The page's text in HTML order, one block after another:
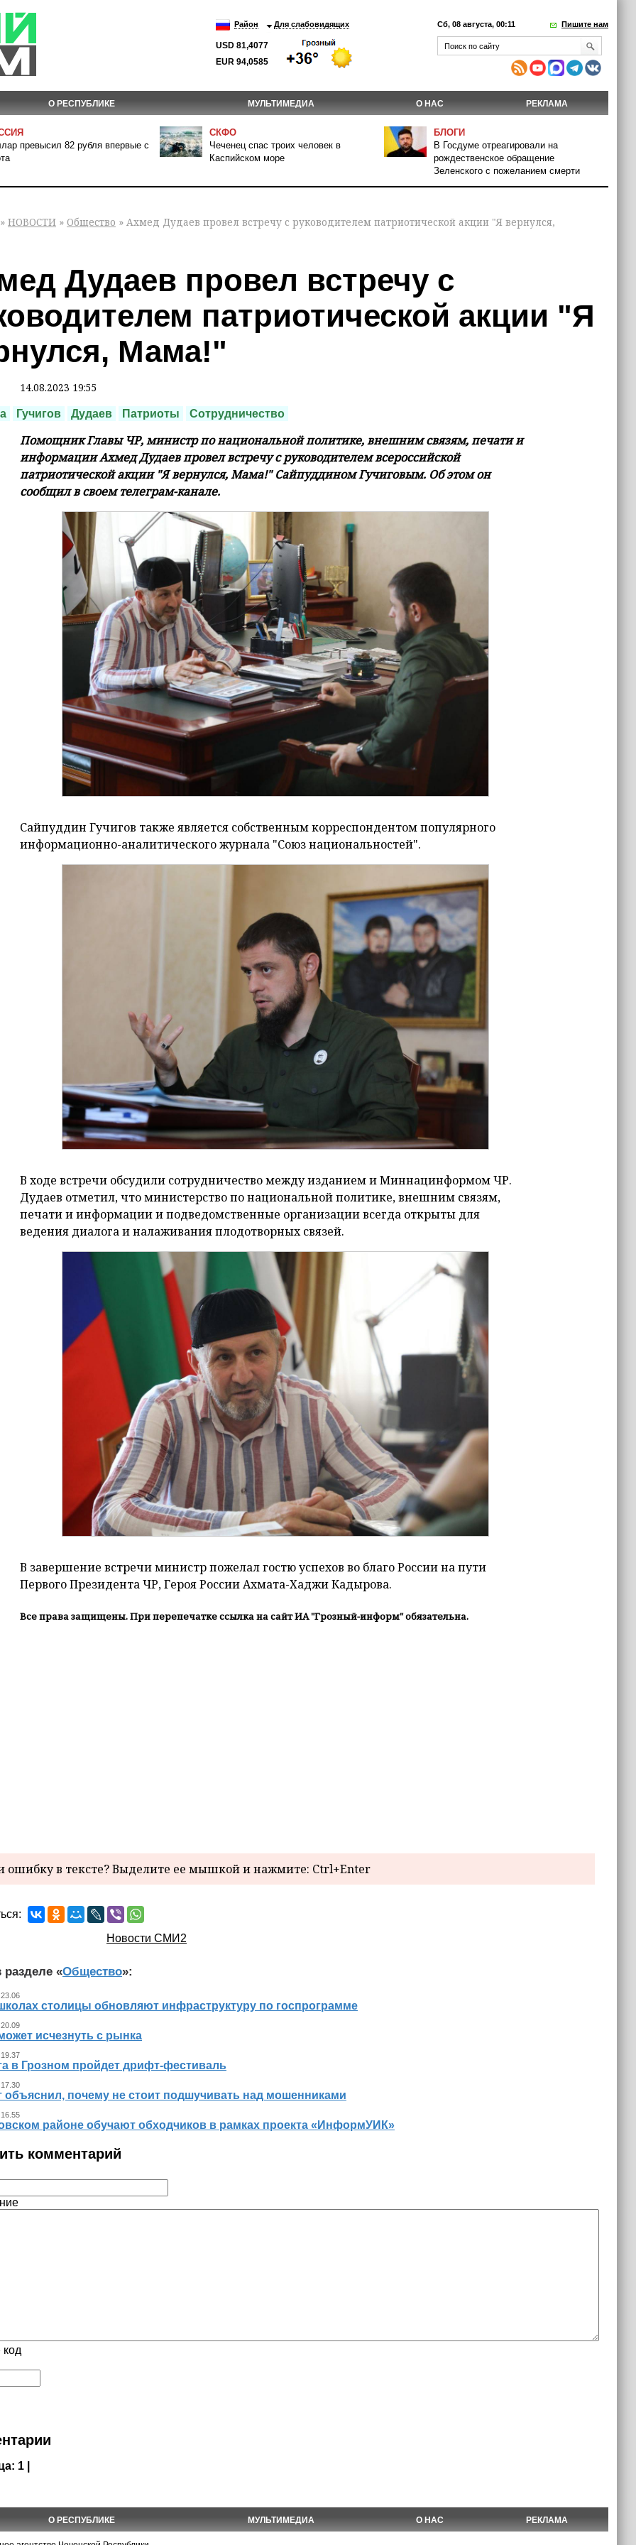
Район Для слабовидящих
USD 81,4077
EUR 94,0585
Сб, 08 августа, 00:11 Пишите нам
О РЕСПУБЛИКЕ МУЛЬТИМЕДИА О НАС РЕКЛАМА
превысил 82 рубля впервые с
СКФО
Чеченец спас троих человек в
Каспийском море
БЛОГИ
В Госдуме отреагировали на
рождественское обращение
Зеленского с пожеланием смерти
» НОВОСТИ » Общество » Ахмед Дудаев провел встречу с руководителем патриотической акции "Я вернулся,
Дудаев провел встречу с
патриотической акции "Я
Мама!"
14.08.2023 19:55
Гучигов Дудаев Патриоты Сотрудничество
Помощник Главы ЧР, министр по национальной политике, внешним связям, печати и
информации Ахмед Дудаев провел встречу с руководителем всероссийской
патриотической акции "Я вернулся, Мама!" Сайпуддином Гучиговым. Об этом он
сообщил в своем телеграм-канале.
Сайпуддин Гучигов также является собственным корреспондентом популярного
информационно-аналитического журнала "Союз национальностей".
В ходе встречи обсудили сотрудничество между изданием и Миннацинформом ЧР.
Дудаев отметил, что министерство по национальной политике, внешним связям,
печати и информации и подведомственные организации всегда открыты для
ведения диалога и налаживания плодотворных связей.
В завершение встречи министр пожелал гостю успехов во благо России на пути
Первого Президента ЧР, Героя России Ахмата-Хаджи Кадырова.
Все права защищены. При перепечатке ссылка на сайт ИА "Грозный-информ" обязательна.
в тексте? Выделите ее мышкой и нажмите: Ctrl+Enter
Новости СМИ2
разделе «Общество»:
столицы обновляют инфраструктуру по госпрограмме
исчезнуть с рынка
в Грозном пройдет дрифт-фестиваль
объяснил, почему не стоит подшучивать над мошенниками
районе обучают обходчиков в рамках проекта «ИнформУИК»
комментарий
код
1 |
О РЕСПУБЛИКЕ МУЛЬТИМЕДИА О НАС РЕКЛАМА